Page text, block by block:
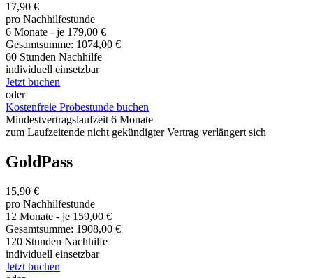
17,90 €
pro Nachhilfestunde
6 Monate - je 179,00 €
Gesamtsumme: 1074,00 €
60 Stunden Nachhilfe
individuell einsetzbar
Jetzt buchen
oder
Kostenfreie Probestunde buchen
Mindestvertragslaufzeit 6 Monate
zum Laufzeitende nicht gekündigter Vertrag verlängert sich
GoldPass
15,90 €
pro Nachhilfestunde
12 Monate - je 159,00 €
Gesamtsumme: 1908,00 €
120 Stunden Nachhilfe
individuell einsetzbar
Jetzt buchen